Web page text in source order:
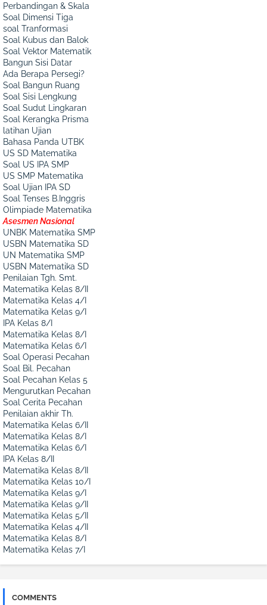
Perbandingan & Skala
Soal Dimensi Tiga
soal Tranformasi
Soal Kubus dan Balok
Soal Vektor Matematik
Bangun Sisi Datar
Ada Berapa Persegi?
Soal Bangun Ruang
Soal Sisi Lengkung
Soal Sudut Lingkaran
Soal Kerangka Prisma
latihan Ujian
Bahasa Panda UTBK
US SD Matematika
Soal US IPA SMP
US SMP Matematika
Soal Ujian IPA SD
Soal Tenses B.Inggris
Olimpiade Matematika
Asesmen Nasional
UNBK Matematika SMP
USBN Matematika SD
UN Matematika SMP
USBN Matematika SD
Penilaian Tgh. Smt.
Matematika Kelas 8/II
Matematika Kelas 4/I
Matematika Kelas 9/I
IPA Kelas 8/I
Matematika Kelas 8/I
Matematika Kelas 6/I
Soal Operasi Pecahan
Soal Bil. Pecahan
Soal Pecahan Kelas 5
Mengurutkan Pecahan
Soal Cerita Pecahan
Penilaian akhir Th.
Matematika Kelas 6/II
Matematika Kelas 8/I
Matematika Kelas 6/I
IPA Kelas 8/II
Matematika Kelas 8/II
Matematika Kelas 10/I
Matematika Kelas 9/I
Matematika Kelas 9/II
Matematika Kelas 5/II
Matematika Kelas 4/II
Matematika Kelas 8/I
Matematika Kelas 7/I
COMMENTS